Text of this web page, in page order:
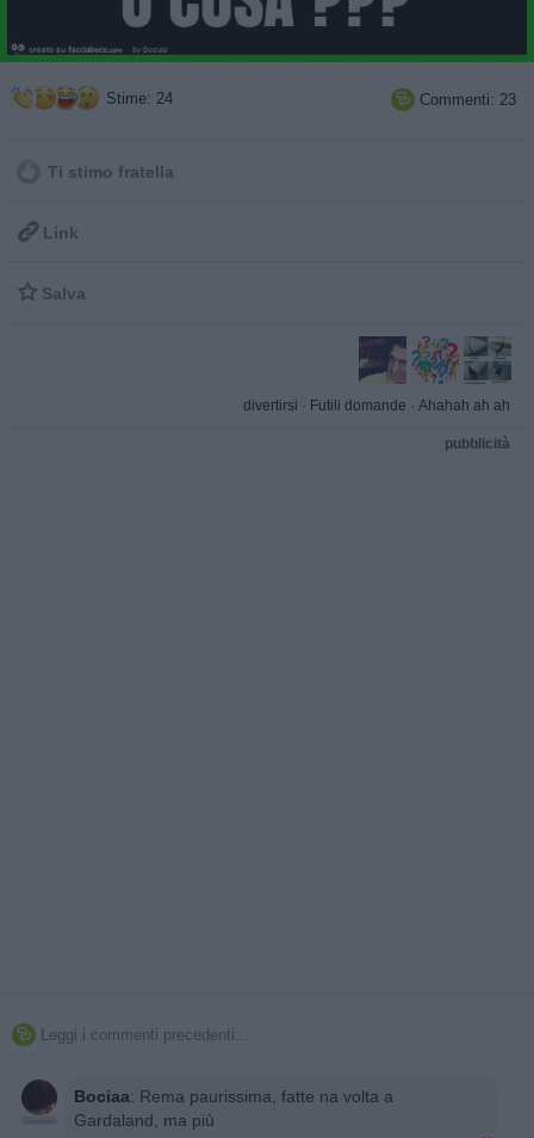
Stime: 24  Commenti: 23
Ti stimo fratella
 Link
 Salva
divertirsi · Futili domande · Ahahah ah ah
pubblicità
 Leggi i commenti precedenti...
Bociaa: Rema paurissima, fatte na volta a
Gardaland, ma più